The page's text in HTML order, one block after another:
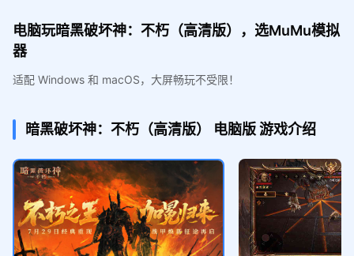
电脑玩暗黑破坏神：不朽（高清版），选MuMu模拟
器
适配 Windows 和 macOS，大屏畅玩不受限！
暗黑破坏神：不朽（高清版） 电脑版游戏介绍